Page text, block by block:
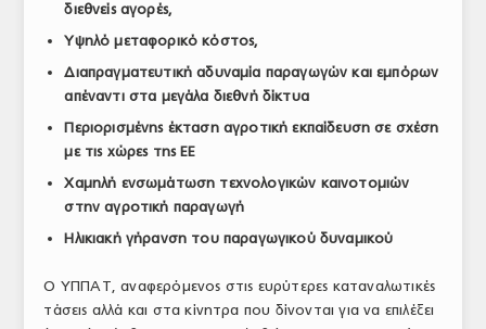
διεθνείς αγορές,
Υψηλό μεταφορικό κόστος,
Διαπραγματευτική αδυναμία παραγωγών και εμπόρων
απέναντι στα μεγάλα διεθνή δίκτυα
Περιορισμένης έκταση αγροτική εκπαίδευση σε σχέση
με τις χώρες της ΕΕ
Χαμηλή ενσωμάτωση τεχνολογικών καινοτομιών
στην αγροτική παραγωγή
Ηλικιακή γήρανση του παραγωγικού δυναμικού
Ο ΥΠΠΑΤ, αναφερόμενος στις ευρύτερες καταναλωτικές
τάσεις αλλά και στα κίνητρα που δίνονται για να επιλέξει